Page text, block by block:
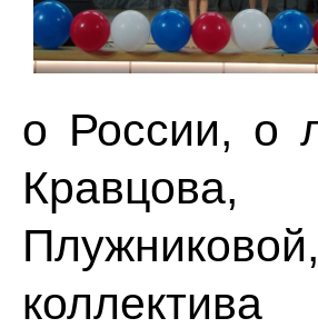
о России, о